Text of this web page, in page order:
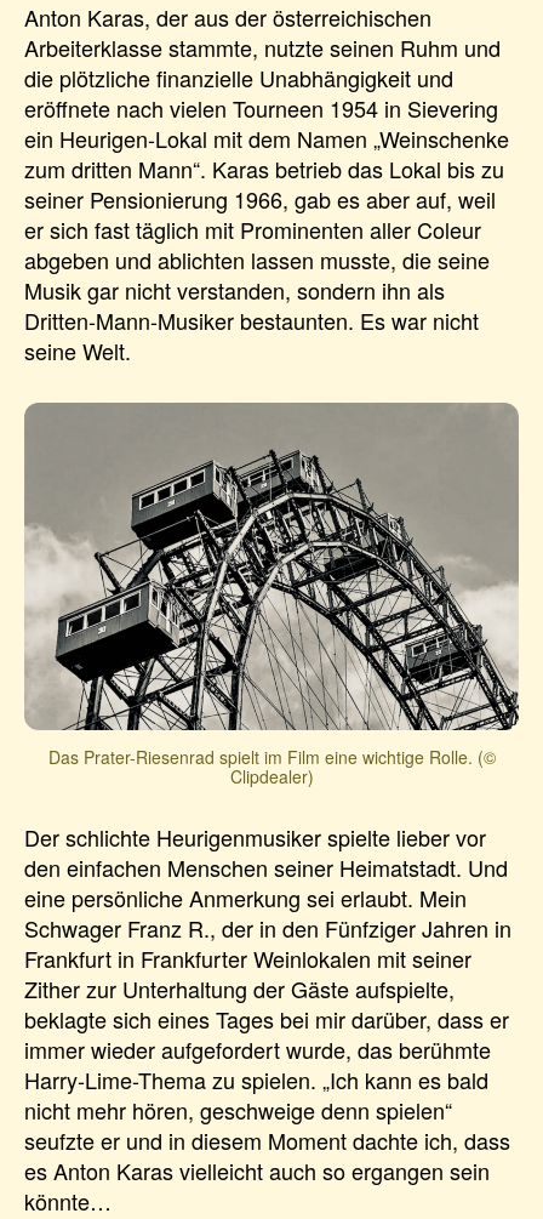
Anton Karas, der aus der österreichischen
Arbeiterklasse stammte, nutzte seinen Ruhm und
die plötzliche finanzielle Unabhängigkeit und
eröffnete nach vielen Tourneen 1954 in Sievering
ein Heurigen-Lokal mit dem Namen „Weinschenke
zum dritten Mann“. Karas betrieb das Lokal bis zu
seiner Pensionierung 1966, gab es aber auf, weil
er sich fast täglich mit Prominenten aller Coleur
abgeben und ablichten lassen musste, die seine
Musik gar nicht verstanden, sondern ihn als
Dritten-Mann-Musiker bestaunten. Es war nicht
seine Welt.
Das Prater-Riesenrad spielt im Film eine wichtige Rolle. (©
Clipdealer)
Der schlichte Heurigenmusiker spielte lieber vor
den einfachen Menschen seiner Heimatstadt. Und
eine persönliche Anmerkung sei erlaubt. Mein
Schwager Franz R., der in den Fünfziger Jahren in
Frankfurt in Frankfurter Weinlokalen mit seiner
Zither zur Unterhaltung der Gäste aufspielte,
beklagte sich eines Tages bei mir darüber, dass er
immer wieder aufgefordert wurde, das berühmte
Harry-Lime-Thema zu spielen. „Ich kann es bald
nicht mehr hören, geschweige denn spielen“
seufzte er und in diesem Moment dachte ich, dass
es Anton Karas vielleicht auch so ergangen sein
könnte…